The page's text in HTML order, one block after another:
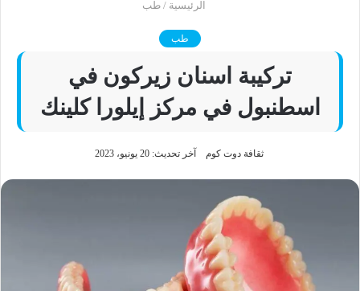
الرئيسية / طب
طب
تركيبة اسنان زيركون في
اسطنبول في مركز إيلورا كلينك
ثقافة دوت كوم آخر تحديث: 20 يونيو، 2023